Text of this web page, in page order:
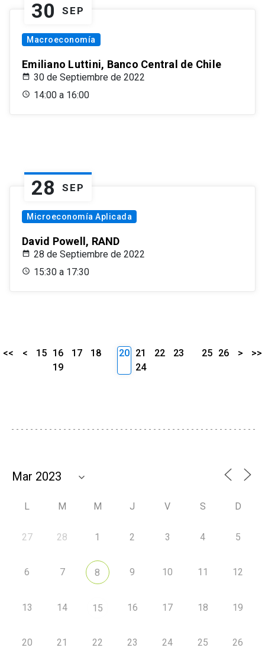
30 SEP
Macroeconomía
Emiliano Luttini, Banco Central de Chile
30 de Septiembre de 2022
14:00 a 16:00
28 SEP
Microeconomía Aplicada
David Powell, RAND
28 de Septiembre de 2022
15:30 a 17:30
<< < 15 16 17
18
19
20 21 22
23
24
25 26 > >>
L M M J V S D
27 28 1 2 3 4 5
6 7 8 9 10 11 12
13 14 15 16 17 18 19
20 21 22 23 24 25 26